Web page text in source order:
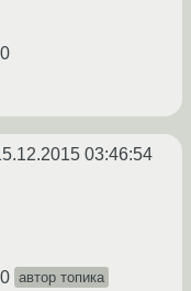
03:46:54
автор топика